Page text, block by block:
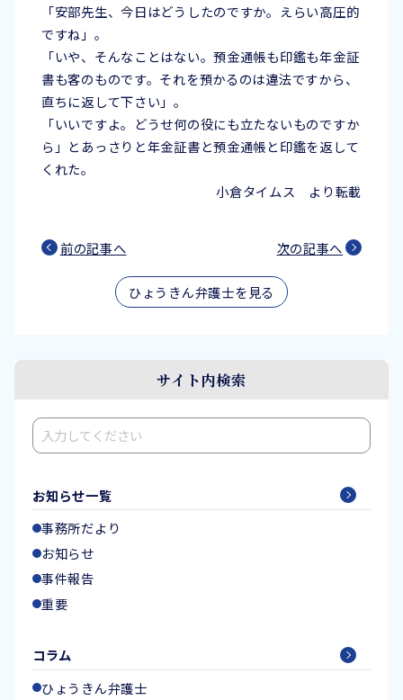
「安部先生、今日はどうしたのですか。えらい高圧的
ですね」。
「いや、そんなことはない。預金通帳も印鑑も年金証
書も客のものです。それを預かるのは違法ですから、
直ちに返して下さい」。
「いいですよ。どうせ何の役にも立たないものですか
ら」とあっさりと年金証書と預金通帳と印鑑を返して
くれた。
小倉タイムス より転載
前の記事へ 次の記事へ
ひょうきん弁護士を見る
サイト内検索
お知らせ一覧
事務所だより
お知らせ
事件報告
重要
コラム
ひょうきん弁護士